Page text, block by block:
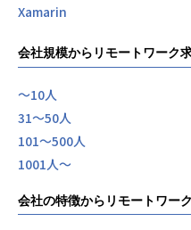
Xamarin
会社規模からリモートワーク
〜10人
31〜50人
101〜500人
1001人〜
会社の特徴からリモートワー